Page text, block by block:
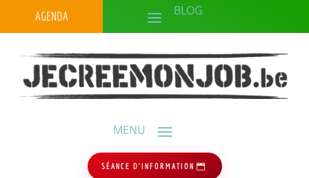
AGENDA
SÉANCE D'INFORMATION